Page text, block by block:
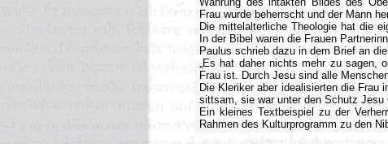
Frau wurde beherrscht und der Mann
Die mittelalterliche Theologie hat die
In der Bibel waren die Frauen
Paulus schrieb dazu in dem Brief an
„Es hat daher nichts mehr zu sagen,
Frau ist. Durch Jesu sind alle
Die Kleriker aber idealisierten die Frau
sittsam, sie war unter den Schutz
Ein kleines Textbeispiel zu der
Rahmen des Kulturprogramm zu den